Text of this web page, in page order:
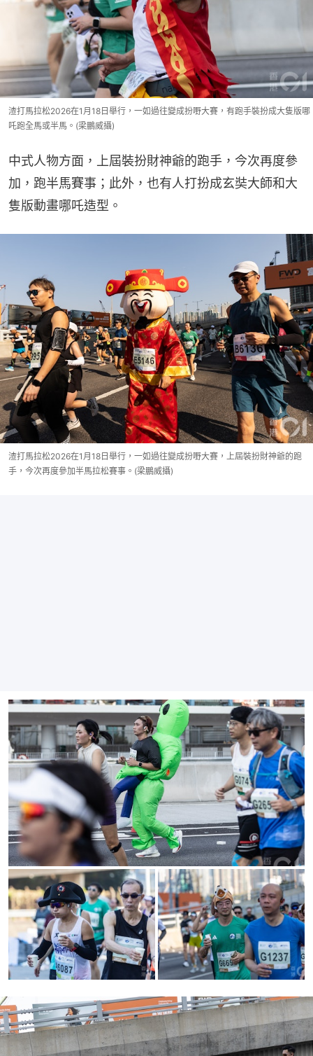
渣打馬拉松2026在1月18日舉行，一如過往變成扮嘢大賽，有跑手裝扮成大隻版哪
吒跑全馬或半馬。(梁鵬威攝)
中式人物方面，上屆裝扮財神爺的跑手，今次再度參
加，跑半馬賽事；此外，也有人打扮成玄奘大師和大
隻版動畫哪吒造型。
渣打馬拉松2026在1月18日舉行，一如過往變成扮嘢大賽，上屆裝扮財神爺的跑
手，今次再度參加半馬拉松賽事。(梁鵬威攝)